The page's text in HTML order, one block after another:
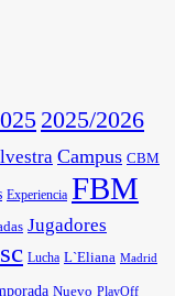
2025/2026
Campus CBM
Experiencia FBM
Jugadores
Lucha L`Eliana Madrid
Nuevo PlayOff